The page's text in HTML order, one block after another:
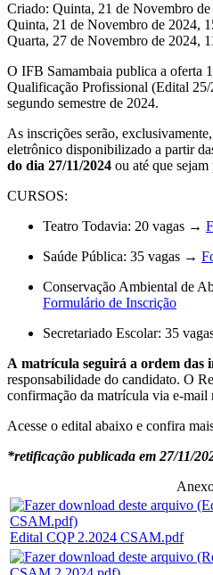
Criado: Quinta, 21 de Novembro
Quinta, 21 de Novembro de 2024,
Quarta, 27 de Novembro de 2024,
O IFB Samambaia publica a oferta
Qualificação Profissional (Edital
segundo semestre de 2024.
As inscrições serão, exclusivamente,
eletrônico disponibilizado a partir
do dia 27/11/2024 ou até que sejam
CURSOS:
Teatro Todavia: 20 vagas →
Saúde Pública: 35 vagas →
Conservação Ambiental de
Formulário de Inscrição
Secretariado Escolar: 35
A matrícula seguirá a ordem das
responsabilidade do candidato. O
confirmação da matrícula via e-mail
Acesse o edital abaixo e confira
*retificação publicada em 27/11/
Edital CQP 2.2024 CSAM.pdf